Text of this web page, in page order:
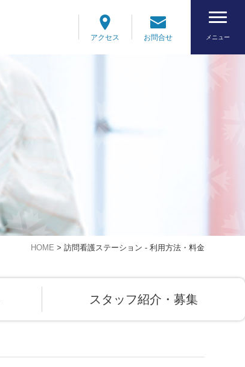
アクセス お問合せ メニュー
HOME > 訪問看護ステーション - 利用方法・料金
スタッフ紹介・募集